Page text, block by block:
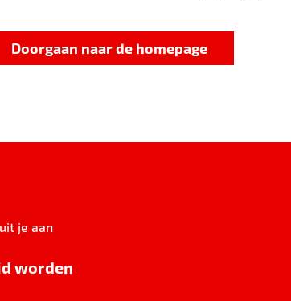
Doorgaan naar de homepage
je aan
worden